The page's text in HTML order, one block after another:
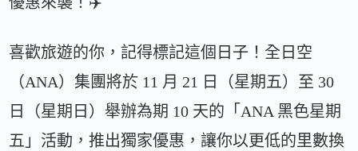
喜歡旅遊的你，記得標記這個日子！全日空
（ANA）集團將於 11 月 21 日（星期五）至 30
日（星期日）舉辦為期 10 天的「ANA 黑色星期
五」活動，推出獨家優惠，讓你以更低的里數換